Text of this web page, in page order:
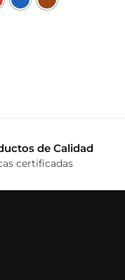
de Calidad
certificadas